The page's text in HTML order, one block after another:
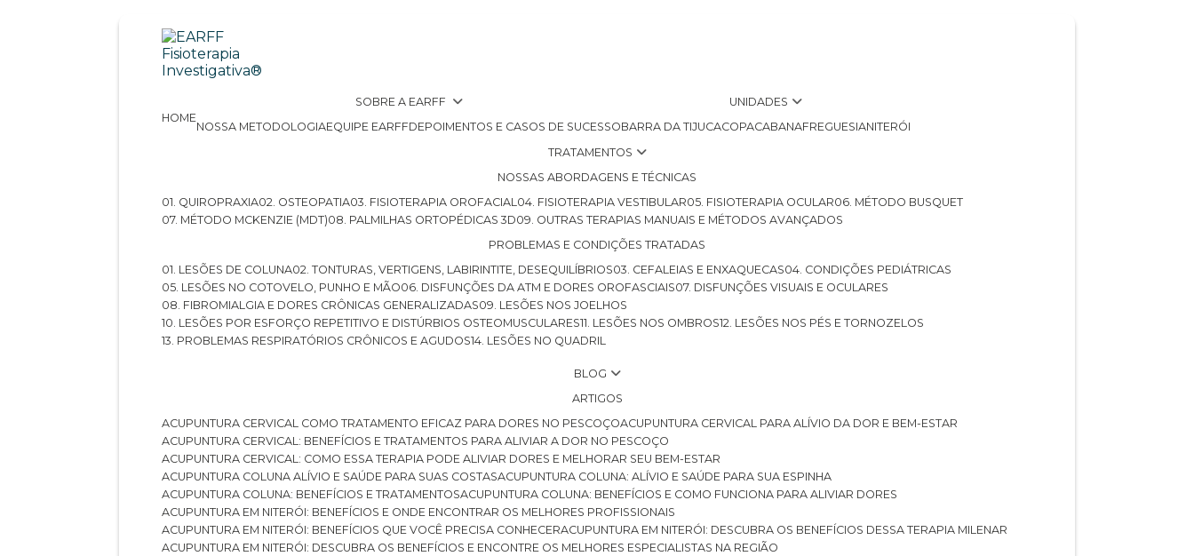
HOME
SOBRE A EARFF
NOSSA METODOLOGIA EQUIPE EARFF DEPOIMENTOS E CASOS DE SUCESSO
UNIDADES
BARRA DA TIJUCA
COPACABANA FREGUESIA
NITERÓI
TRATAMENTOS
NOSSAS ABORDAGENS E TÉCNICAS
01. QUIROPRAXIA
02. OSTEOPATIA 03. FISIOTERAPIA OROFACIAL 04. FISIOTERAPIA VESTIBULAR 05. FISIOTERAPIA OCULAR
06. MÉTODO BUSQUET
07. MÉTODO MCKENZIE (MDT)
08. PALMILHAS ORTOPÉDICAS 3D
09. OUTRAS TERAPIAS MANUAIS E MÉTODOS AVANÇADOS
PROBLEMAS E CONDIÇÕES TRATADAS
01. LESÕES DE COLUNA
02. TONTURAS, VERTIGENS, LABIRINTITE, DESEQUILÍBRIOS 03. CEFALEIAS E ENXAQUECAS
04. CONDIÇÕES PEDIÁTRICAS
05. LESÕES NO COTOVELO, PUNHO E MÃO
06. DISFUNÇÕES DA ATM E DORES OROFASCIAIS
07. DISFUNÇÕES VISUAIS E OCULARES
08. FIBROMIALGIA E DORES CRÔNICAS GENERALIZADAS
09. LESÕES NOS JOELHOS
10. LESÕES POR ESFORÇO REPETITIVO E DISTÚRBIOS OSTEOMUSCULARES 11. LESÕES NOS OMBROS 12. LESÕES NOS PÉS E TORNOZELOS
13. PROBLEMAS RESPIRATÓRIOS CRÔNICOS E AGUDOS 14. LESÕES NO QUADRIL
BLOG
ARTIGOS
ACUPUNTURA CERVICAL COMO TRATAMENTO EFICAZ PARA DORES NO PESCOÇO
ACUPUNTURA CERVICAL PARA ALÍVIO DA DOR E BEM-ESTAR
ACUPUNTURA CERVICAL: BENEFÍCIOS E TRATAMENTOS PARA ALIVIAR A DOR NO PESCOÇO
ACUPUNTURA CERVICAL: COMO ESSA TERAPIA PODE ALIVIAR DORES E MELHORAR SEU BEM-ESTAR
ACUPUNTURA COLUNA ALÍVIO E SAÚDE PARA SUAS COSTAS
ACUPUNTURA COLUNA: ALÍVIO E SAÚDE PARA SUA ESPINHA
ACUPUNTURA COLUNA: BENEFÍCIOS E TRATAMENTOS
ACUPUNTURA COLUNA: BENEFÍCIOS E COMO FUNCIONA PARA ALIVIAR DORES
ACUPUNTURA EM NITERÓI: BENEFÍCIOS E ONDE ENCONTRAR OS MELHORES PROFISSIONAIS
ACUPUNTURA EM NITERÓI: BENEFÍCIOS QUE VOCÊ PRECISA CONHECER
ACUPUNTURA EM NITERÓI: DESCUBRA OS BENEFÍCIOS DESSA TERAPIA MILENAR
ACUPUNTURA EM NITERÓI: DESCUBRA OS BENEFÍCIOS E ENCONTRE OS MELHORES ESPECIALISTAS NA REGIÃO